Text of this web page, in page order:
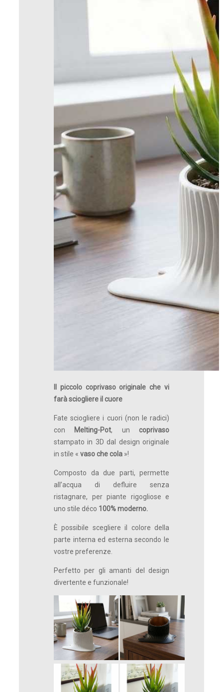
Il piccolo coprivasooriginale che vi
farà sciogliere il cuore
Fate sciogliere i cuori (non le radici)
con
Melting-Pot, uncoprivaso
stampato in 3D dal design originale
in stile « vaso che cola »!
Composto da due parti, permette
all’acqua di defluire senza
ristagnare, per piante rigogliose e
uno stile déco 100% moderno.
È possibile scegliere il colore della
parte interna ed esterna secondo le
vostre preferenze.
Perfetto per gli amanti del design
divertente e funzionale!